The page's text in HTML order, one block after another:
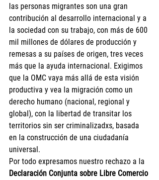
las personas migrantes son una gran
contribución al desarrollo internacional y a
la sociedad con su trabajo, con más de 600
mil millones de dólares de producción y
remesas a su países de origen, tres veces
más que la ayuda internacional. Exigimos
que la OMC vaya más allá de esta visión
productiva y vea la migración como un
derecho humano (nacional, regional y
global), con la libertad de transitar los
territorios sin ser criminalizadxs, basada
en la construcción de una ciudadanía
universal.
Por todo expresamos nuestro rechazo a la
Declaración Conjunta sobre Libre Comercio